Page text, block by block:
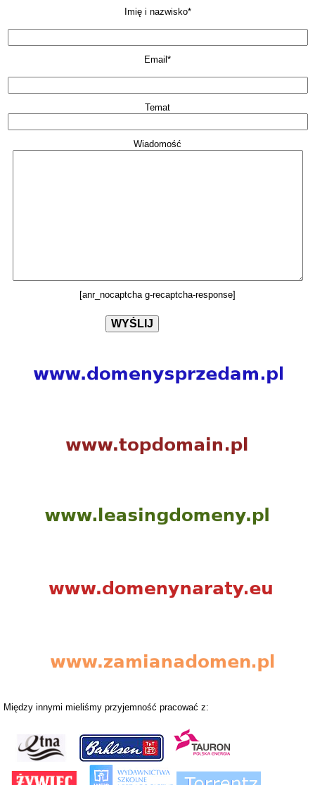
Imię i nazwisko*
Email*
Temat
Wiadomość
[anr_nocaptcha g-recaptcha-response]
Między innymi mieliśmy przyjemność pracować z: